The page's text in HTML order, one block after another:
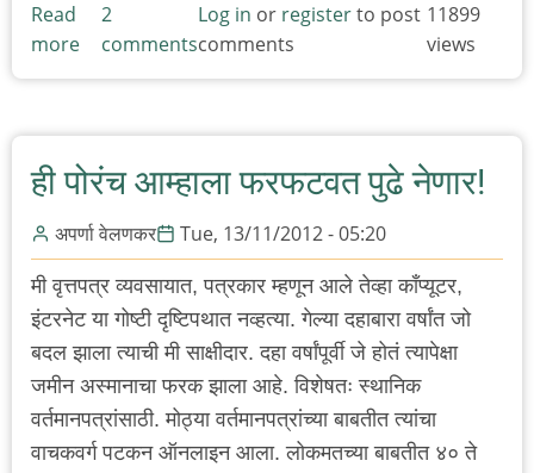
Read
more about
सिनेमा
संगीतातील
डिजिटल
क्रांती
2
comments
Log in or registerto post
comments
11899
views
ही पोरंच आम्हाला फरफटवत पुढे नेणार!
अपर्णा वेलणकर Tue, 13/11/2012 - 05:20
मी वृत्तपत्र व्यवसायात, पत्रकार म्हणून आले तेव्हा काँप्यूटर,
इंटरनेट या गोष्टी दृष्टिपथात नव्हत्या. गेल्या दहाबारा वर्षांत जो
बदल झाला त्याची मी साक्षीदार. दहा वर्षांपूर्वी जे होतं त्यापेक्षा
जमीन अस्मानाचा फरक झाला आहे. विशेषतः स्थानिक
वर्तमानपत्रांसाठी. मोठ्या वर्तमानपत्रांच्या बाबतीत त्यांचा
वाचकवर्ग पटकन ऑनलाइन आला. लोकमतच्या बाबतीत ४० ते